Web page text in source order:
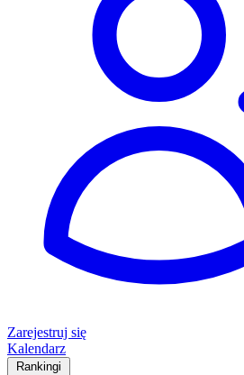
Zarejestruj się
Kalendarz
Rankingi